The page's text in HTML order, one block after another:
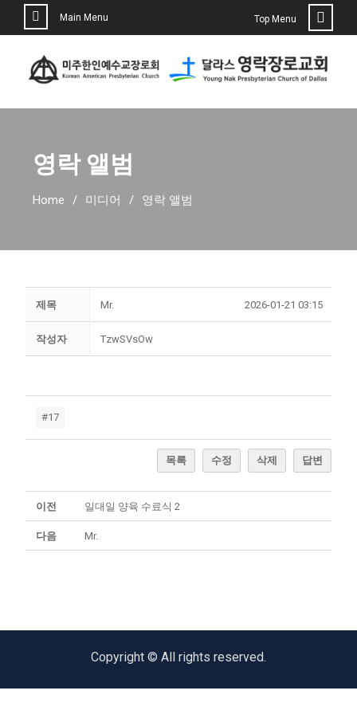
Main Menu Top Menu
영락 앨범
Home 미디어 영락 앨범
제목 Mr. 2026-01-21 03:15
작성자 TzwSVsOw
#17
목록 수정 삭제 답변
이전 일대일 양육 수료식 2
다음 Mr.
Copyright © All rights reserved.